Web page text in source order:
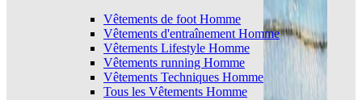
Vêtements de foot Homme
Vêtements d'entraînement Homme
Vêtements Lifestyle Homme
Vêtements running Homme
Vêtements Techniques Homme
Tous les Vêtements Homme